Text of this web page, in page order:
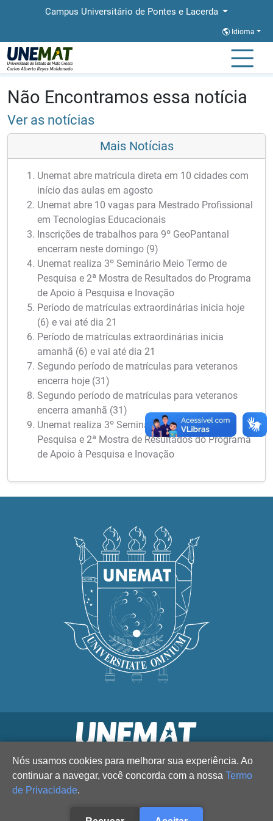
Campus Universitário de Pontes e Lacerda
Idioma
Página Inicial
Não Encontramos essa notícia
Ver as notícias
Mais Notícias
Unemat abre matrícula direta em 10 cidades com
início das aulas em agosto
Unemat abre 10 vagas para Mestrado Profissional
em Tecnologias Educacionais
Inscrições de trabalhos para 9º GeoPantanal
encerram neste domingo (9)
Unemat realiza 3º Seminário Meio Termo de
Pesquisa e 2ª Mostra de Resultados do Programa
de Apoio à Pesquisa e Inovação
Período de matrículas extraordinárias inicia hoje
(6) e vai até dia 21
Período de matrículas extraordinárias inicia
amanhã (6) e vai até dia 21
Segundo período de matrículas para veteranos
encerra hoje (31)
Segundo período de matrículas para veteranos
encerra amanhã (31)
Unemat realiza 3º Seminário Meio Termo de
Pesquisa e 2ª Mostra de Resultados do Programa
de Apoio à Pesquisa e Inovação
Nós usamos cookies para melhorar sua experiência. Ao
continuar a navegar, você concorda com a nossa Termo
de Privacidade.